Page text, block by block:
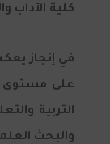
كلية الآداب
على مستوى
التربية
والبحث